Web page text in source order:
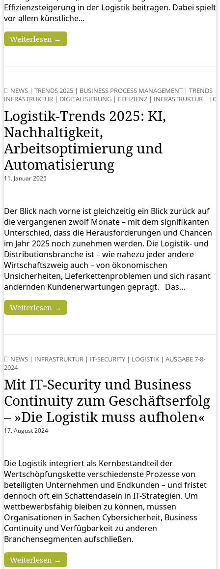
Effizienzsteigerung in der Logistik beitragen. Dabei spielt
vor allem künstliche…
Weiterlesen →
NEWS | TRENDS 2025 | BUSINESS PROCESS MANAGEMENT | TRENDS
INFRASTRUKTUR | DIGITALISIERUNG | EFFIZIENZ | INFRASTRUKTUR |
Logistik-Trends 2025: KI,
Nachhaltigkeit,
Arbeitsoptimierung und
Automatisierung
11. Januar 2025
Der Blick nach vorne ist gleichzeitig ein Blick zurück auf
die vergangenen zwölf Monate – mit dem signifikanten
Unterschied, dass die Herausforderungen und Chancen
im Jahr 2025 noch zunehmen werden. Die Logistik- und
Distributionsbranche ist – wie nahezu jeder andere
Wirtschaftszweig auch – von ökonomischen
Unsicherheiten, Lieferkettenproblemen und sich rasant
ändernden Kundenerwartungen geprägt. Das…
Weiterlesen →
NEWS | INFRASTRUKTUR | IT-SECURITY | LOGISTIK | AUSGABE 7-8-
2024
Mit IT-Security und Business
Continuity zum Geschäftserfolg
– »Die Logistik muss aufholen«
17. August 2024
Die Logistik integriert als Kernbestandteil der
Wertschöpfungskette verschiedenste Prozesse von
beteiligten Unternehmen und Endkunden – und fristet
dennoch oft ein Schattendasein in IT-Strategien. Um
wettbewerbsfähig bleiben zu können, müssen
Organisationen in Sachen Cybersicherheit, Business
Continuity und Verfügbarkeit zu anderen
Branchensegmenten aufschließen.
Weiterlesen →